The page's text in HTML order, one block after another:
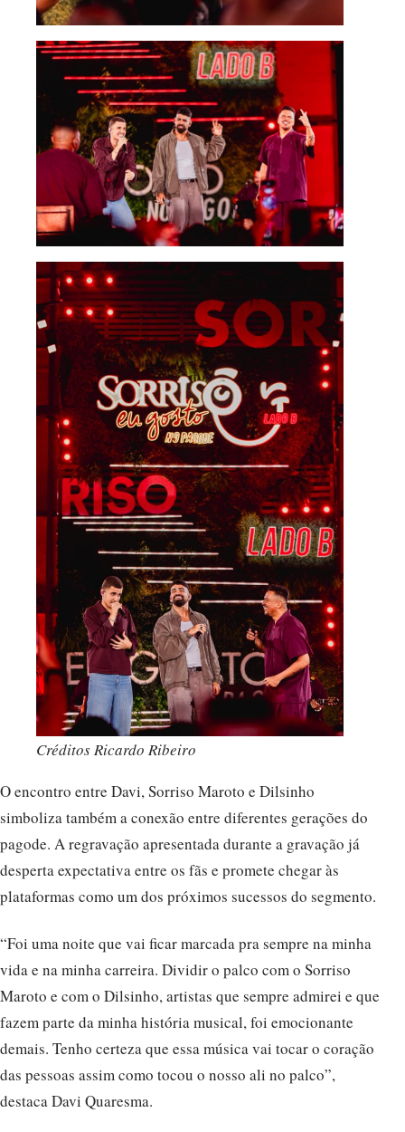
Créditos Ricardo Ribeiro
O encontro entre Davi, Sorriso Maroto e Dilsinho
simboliza também a conexão entre diferentes gerações do
pagode. A regravação apresentada durante a gravação já
desperta expectativa entre os fãs e promete chegar às
plataformas como um dos próximos sucessos do segmento.
“Foi uma noite que vai ficar marcada pra sempre na minha
vida e na minha carreira. Dividir o palco com o Sorriso
Maroto e com o Dilsinho, artistas que sempre admirei e que
fazem parte da minha história musical, foi emocionante
demais. Tenho certeza que essa música vai tocar o coração
das pessoas assim como tocou o nosso ali no palco”,
destaca Davi Quaresma.